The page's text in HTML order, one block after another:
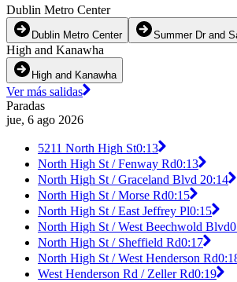
Dublin Metro Center
Dublin Metro Center Summer Dr and
High and Kanawha
High and Kanawha
Ver más salidas
Paradas
jue, 6 ago 2026
5211 North High St0:13
North High St / Fenway Rd0:13
North High St / Graceland Blvd 20:14
North High St / Morse Rd0:15
North High St / East Jeffrey Pl0:15
North High St / West Beechwold Blvd
North High St / Sheffield Rd0:17
North High St / West Henderson Rd
West Henderson Rd / Zeller Rd0:19